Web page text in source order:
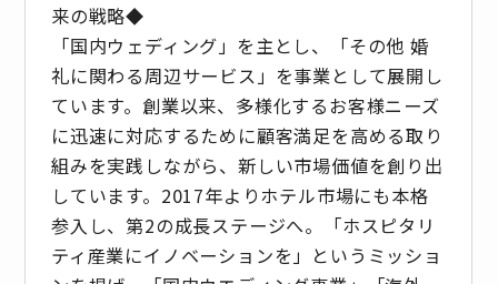
来の戦略◆
「国内ウェディング」を主とし、「その他 婚
礼に関わる周辺サービス」を事業として展開し
ています。創業以来、多様化するお客様ニーズ
に迅速に対応するために顧客満足を高める取り
組みを実践しながら、新しい市場価値を創り出
しています。2017年よりホテル市場にも本格
参入し、第2の成長ステージへ。「ホスピタリ
ティ産業にイノベーションを」というミッショ